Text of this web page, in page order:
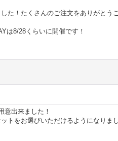
た！たくさんのご注文をありがとう
は8/28くらいに開催です！
意出来ました！
トをお選びいただけるようになりま